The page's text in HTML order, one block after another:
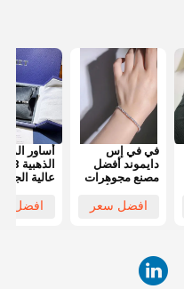
في في إس
دايموند أفضل
مصنع مجوهرات
التنس للنساء
افضل سعر
أساور
عالية
المخصصة
افضل